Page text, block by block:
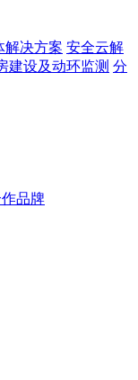
解决方案 安全云解
建设及动环监测 分
品牌